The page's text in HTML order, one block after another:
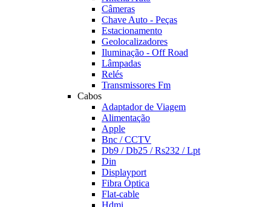
Câmeras
Chave Auto - Peças
Estacionamento
Geolocalizadores
Iluminação - Off Road
Lâmpadas
Relés
Transmissores Fm
Cabos
Adaptador de Viagem
Alimentação
Apple
Bnc / CCTV
Db9 / Db25 / Rs232 / Lpt
Din
Displayport
Fibra Óptica
Flat-cable
Hdmi